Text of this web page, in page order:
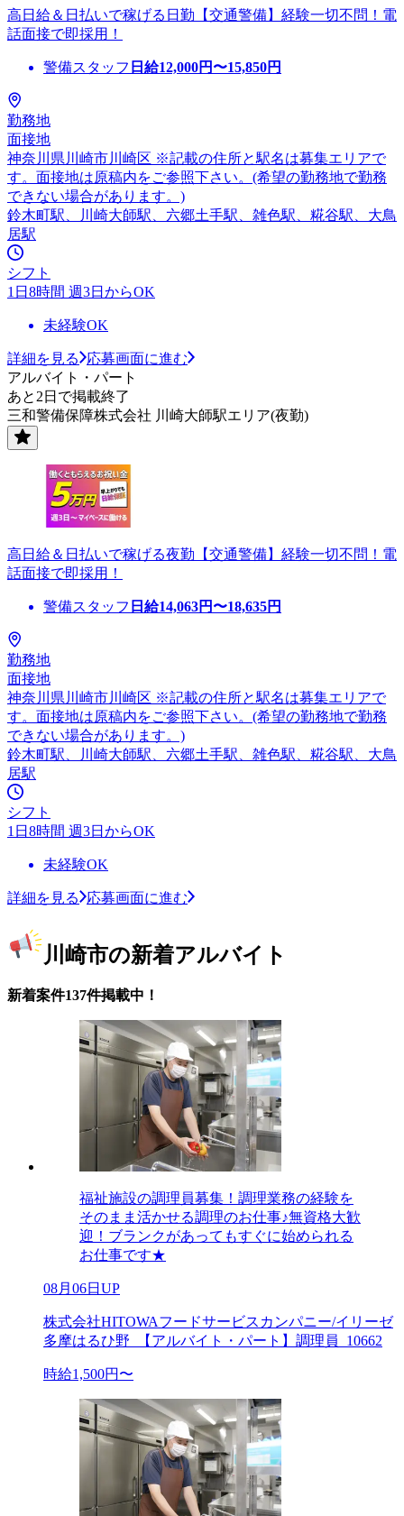
高日給＆日払いで稼げる日勤【交通警備】経験一切不問！電
話面接で即採用！
警備スタッフ 日給12,000円〜15,850円
勤務地
面接地
神奈川県川崎市川崎区 ※記載の住所と駅名は募集エリアで
す。面接地は原稿内をご参照下さい。(希望の勤務地で勤務
できない場合があります。)
鈴木町駅、川崎大師駅、六郷土手駅、雑色駅、糀谷駅、大鳥
居駅
シフト
1日8時間 週3日からOK
未経験OK
詳細を見る
応募画面に進む
アルバイト・パート
あと2日で掲載終了
三和警備保障株式会社 川崎大師駅エリア(夜勤)
高日給＆日払いで稼げる夜勤【交通警備】経験一切不問！電
話面接で即採用！
警備スタッフ 日給14,063円〜18,635円
勤務地
面接地
神奈川県川崎市川崎区 ※記載の住所と駅名は募集エリアで
す。面接地は原稿内をご参照下さい。(希望の勤務地で勤務
できない場合があります。)
鈴木町駅、川崎大師駅、六郷土手駅、雑色駅、糀谷駅、大鳥
居駅
シフト
1日8時間 週3日からOK
未経験OK
詳細を見る 応募画面に進む
川崎市の新着アルバイト
新着案件137件掲載中！
福祉施設の調理員募集！調理業務の経験を
そのまま活かせる調理のお仕事♪無資格大歓
迎！ブランクがあってもすぐに始められる
お仕事です★
08月06日UP
株式会社HITOWAフードサービスカンパニー/イリーゼ
多摩はるひ野_【アルバイト・パート】調理員_10662
時給1,500円〜